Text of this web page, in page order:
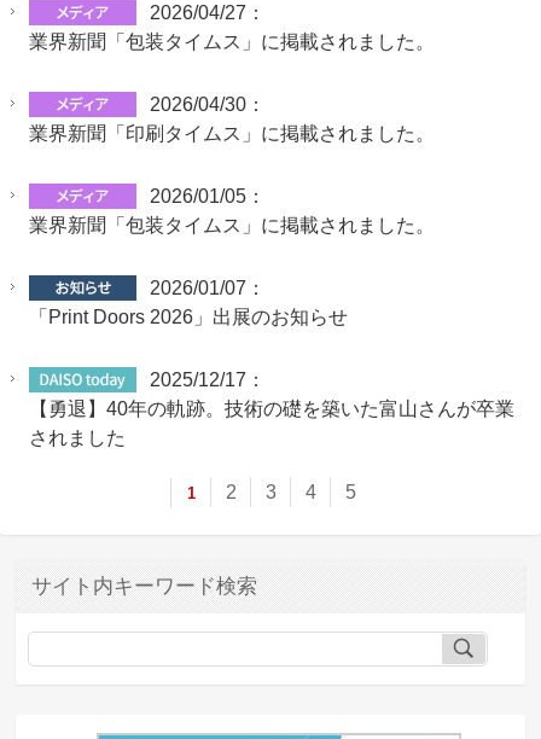
2026/04/27：
業界新聞「包装タイムス」に掲載されました。
2026/04/30：
業界新聞「印刷タイムス」に掲載されました。
2026/01/05：
業界新聞「包装タイムス」に掲載されました。
2026/01/07：
「Print Doors 2026」出展のお知らせ
2025/12/17：
【勇退】40年の軌跡。技術の礎を築いた富山さんが卒業
されました
1 2 3 4 5
サイト内キーワード検索